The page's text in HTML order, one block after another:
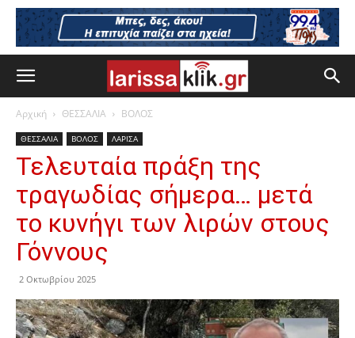
Αρχική ΘΕΣΣΑΛΙΑ ΒΟΛΟΣ
ΘΕΣΣΑΛΙΑ ΒΟΛΟΣ ΛΑΡΙΣΑ
Τελευταία πράξη της
τραγωδίας σήμερα… μετά
το κυνήγι των λιρών στους
Γόννους
2 Οκτωβρίου 2025